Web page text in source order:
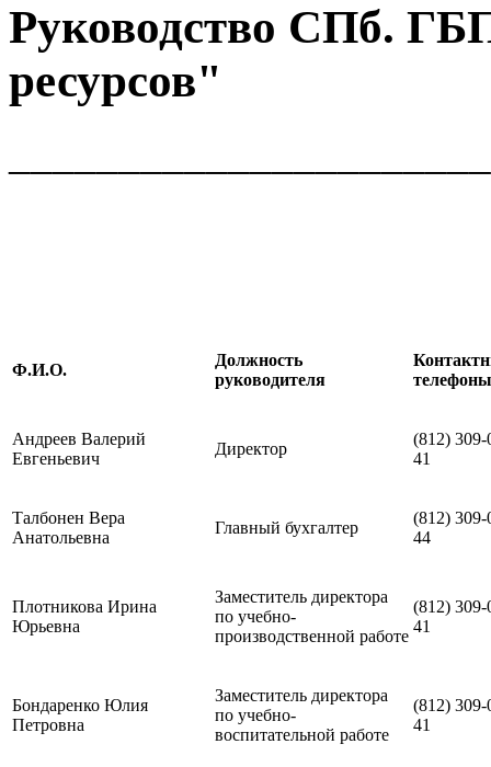
Руководство СПб.
ресурсов"
Ф.И.О.
Должность
руководителя
телефоны
Андреев Валерий
Евгеньевич
Директор
(812) 309-
41
Талбонен Вера
Анатольевна
Главный бухгалтер
(812) 309-
44
Плотникова Ирина
Юрьевна
Заместитель директора
по учебно-
производственной работе
(812) 309-
41
Бондаренко Юлия
Петровна
Заместитель директора
по учебно-
воспитательной работе
(812) 309-
41